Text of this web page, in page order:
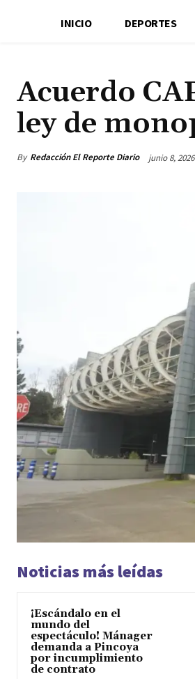
INICIO DEPORTES
Acuerdo
ley de
By Redacción El Reporte Diario junio 8, 2026
Noticias más leídas
¡Escándalo en el
mundo del
espectáculo! Mánager
demanda a Pincoya
por incumplimiento
de contrato